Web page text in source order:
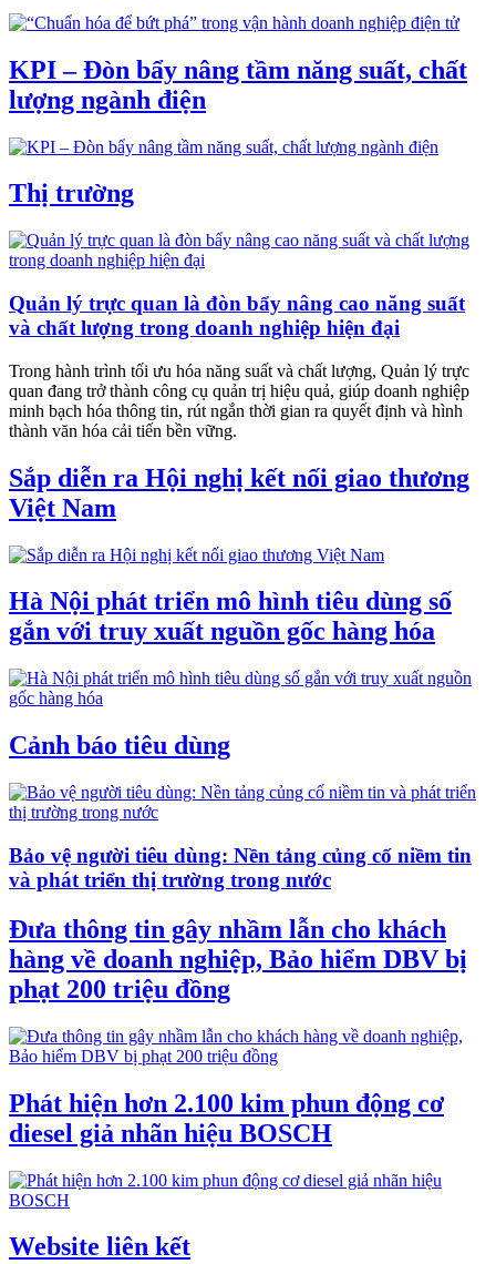
KPI – Đòn bẩy nâng tầm năng suất, chất
lượng ngành điện
Thị trường
Quản lý trực quan là đòn bẩy nâng cao năng suất
và chất lượng trong doanh nghiệp hiện đại
Trong hành trình tối ưu hóa năng suất và chất lượng, Quản lý trực
quan đang trở thành công cụ quản trị hiệu quả, giúp doanh nghiệp
minh bạch hóa thông tin, rút ngắn thời gian ra quyết định và hình
thành văn hóa cải tiến bền vững.
Sắp diễn ra Hội nghị kết nối giao thương
Việt Nam
Hà Nội phát triển mô hình tiêu dùng số
gắn với truy xuất nguồn gốc hàng hóa
Cảnh báo tiêu dùng
Bảo vệ người tiêu dùng: Nền tảng củng cố niềm tin
và phát triển thị trường trong nước
Đưa thông tin gây nhầm lẫn cho khách
hàng về doanh nghiệp, Bảo hiểm DBV bị
phạt 200 triệu đồng
Phát hiện hơn 2.100 kim phun động cơ
diesel giả nhãn hiệu BOSCH
Website liên kết